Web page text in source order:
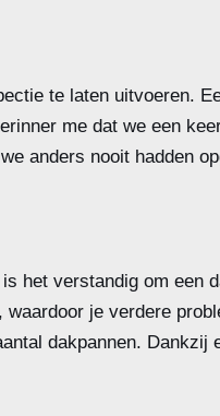
te laten uitvoeren.
me dat we een
anders nooit hadden
het verstandig om een
je verdere
dakpannen. Dankzij